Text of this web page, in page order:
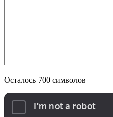
Осталось 700 символов